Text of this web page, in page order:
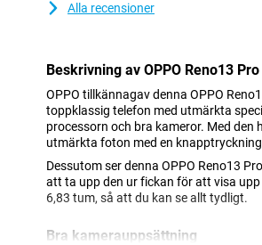
Alla recensioner
Beskrivning av OPPO Reno13 Pro
OPPO tillkännagav denna OPPO
toppklassig telefon med utmärkta
processorn och bra kameror. Med den
utmärkta foton med en
Dessutom ser denna OPPO Reno13
att ta upp den ur fickan för att visa
6,83 tum, så att du kan se allt tydligt.
Bra kamerauppsättning